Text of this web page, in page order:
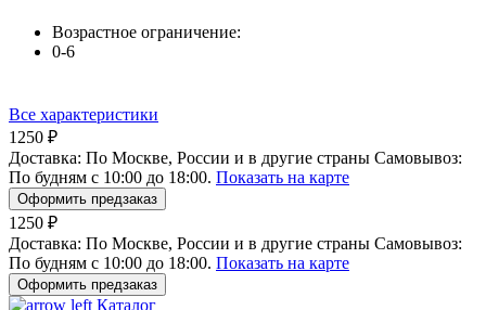
Возрастное ограничение:
0-6
Все характеристики
1250 ₽
Доставка: По Москве, России и в другие страны Самовывоз:
По будням с 10:00 до 18:00. Показать на карте
Оформить предзаказ
1250 ₽
Доставка: По Москве, России и в другие страны Самовывоз:
По будням с 10:00 до 18:00. Показать на карте
Оформить предзаказ
Каталог